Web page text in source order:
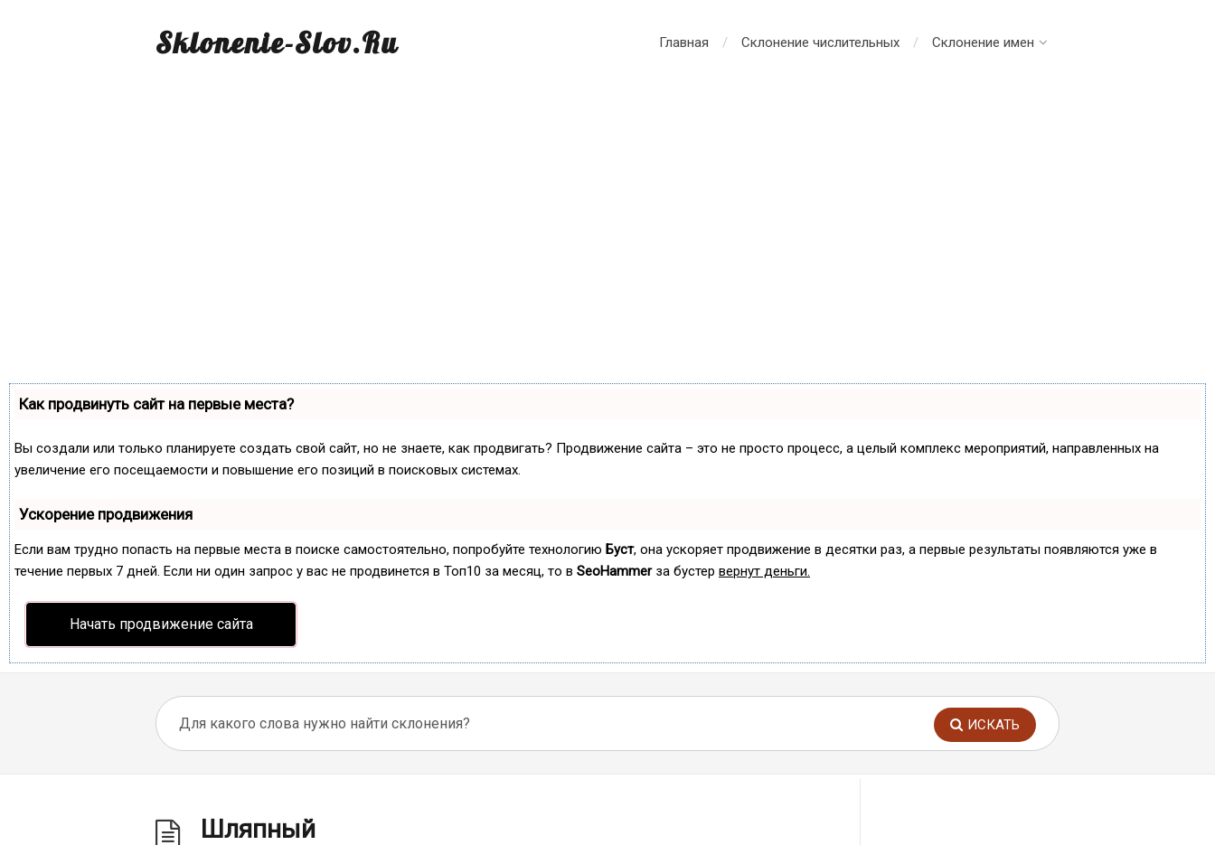
Sklonenie-Slov.Ru Главная Склонение числительных Склонение имен
Как продвинуть сайт на первые места?
Вы создали или только планируете создать свой сайт, но не знаете, как продвигать? Продвижение сайта – это не просто процесс, а целый комплекс мероприятий, направленных на
увеличение его посещаемости и повышение его позиций в поисковых системах.
Ускорение продвижения
Если вам трудно попасть на первые места в поиске самостоятельно, попробуйте технологию Буст, она ускоряет продвижение в десятки раз, а первые результаты появляются уже в
течение первых 7 дней. Если ни один запрос у вас не продвинется в Топ10 за месяц, то в SeoHammerза бустер вернут деньги.
Начать продвижение сайта
ИСКАТЬ
Шляпный